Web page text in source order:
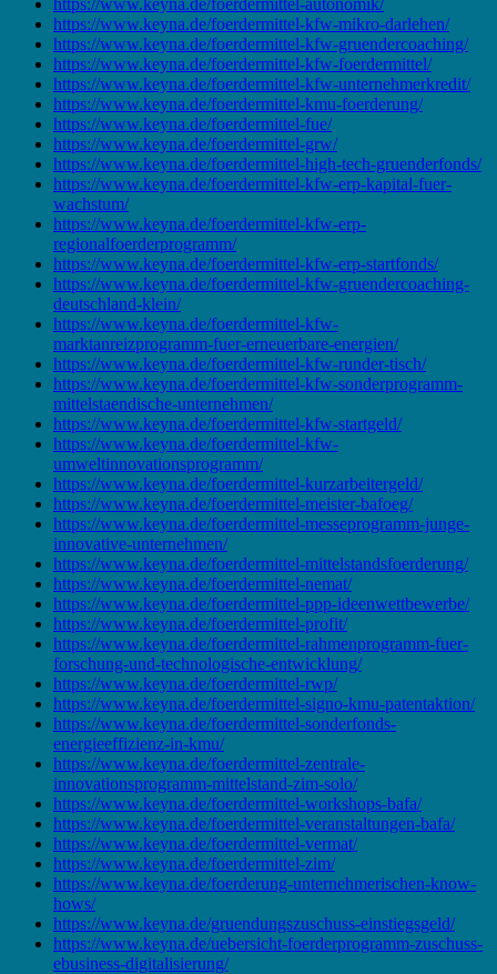
https://www.keyna.de/foerdermittel-kfw-mikro-darlehen/
https://www.keyna.de/foerdermittel-kfw-gruendercoaching/
https://www.keyna.de/foerdermittel-kfw-foerdermittel/
https://www.keyna.de/foerdermittel-kfw-unternehmerkredit/
https://www.keyna.de/foerdermittel-kmu-foerderung/
https://www.keyna.de/foerdermittel-fue/
https://www.keyna.de/foerdermittel-grw/
https://www.keyna.de/foerdermittel-high-tech-gruenderfonds/
https://www.keyna.de/foerdermittel-kfw-erp-kapital-fuer-
wachstum/
https://www.keyna.de/foerdermittel-kfw-erp-
regionalfoerderprogramm/
https://www.keyna.de/foerdermittel-kfw-erp-startfonds/
https://www.keyna.de/foerdermittel-kfw-gruendercoaching-
deutschland-klein/
https://www.keyna.de/foerdermittel-kfw-
marktanreizprogramm-fuer-erneuerbare-energien/
https://www.keyna.de/foerdermittel-kfw-runder-tisch/
https://www.keyna.de/foerdermittel-kfw-sonderprogramm-
mittelstaendische-unternehmen/
https://www.keyna.de/foerdermittel-kfw-startgeld/
https://www.keyna.de/foerdermittel-kfw-
umweltinnovationsprogramm/
https://www.keyna.de/foerdermittel-kurzarbeitergeld/
https://www.keyna.de/foerdermittel-meister-bafoeg/
https://www.keyna.de/foerdermittel-messeprogramm-junge-
innovative-unternehmen/
https://www.keyna.de/foerdermittel-mittelstandsfoerderung/
https://www.keyna.de/foerdermittel-nemat/
https://www.keyna.de/foerdermittel-ppp-ideenwettbewerbe/
https://www.keyna.de/foerdermittel-profit/
https://www.keyna.de/foerdermittel-rahmenprogramm-fuer-
forschung-und-technologische-entwicklung/
https://www.keyna.de/foerdermittel-rwp/
https://www.keyna.de/foerdermittel-signo-kmu-patentaktion/
https://www.keyna.de/foerdermittel-sonderfonds-
energieeffizienz-in-kmu/
https://www.keyna.de/foerdermittel-zentrale-
innovationsprogramm-mittelstand-zim-solo/
https://www.keyna.de/foerdermittel-workshops-bafa/
https://www.keyna.de/foerdermittel-veranstaltungen-bafa/
https://www.keyna.de/foerdermittel-vermat/
https://www.keyna.de/foerdermittel-zim/
https://www.keyna.de/foerderung-unternehmerischen-know-
hows/
https://www.keyna.de/gruendungszuschuss-einstiegsgeld/
https://www.keyna.de/uebersicht-foerderprogramm-zuschuss-
ebusiness-digitalisierung/